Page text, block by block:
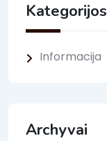
Kategorijos
Informacija
Archyvai